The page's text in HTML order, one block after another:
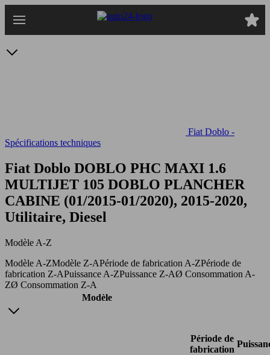
au
Fiat Doblo -
Spécifications techniques
Fiat Doblo DOBLO PHC MAXI 1.6
MULTIJET 105 DOBLO PLANCHER
CABINE (01/2015-01/2020), 2015-2020,
Utilitaire, Diesel
Modèle A-Z
Modèle A-ZModèle Z-APériode de fabrication A-ZPériode de
fabrication Z-APuissance A-ZPuissance Z-AØ Consommation A-
ZØ Consommation Z-A
Modèle
Période de
fabrication